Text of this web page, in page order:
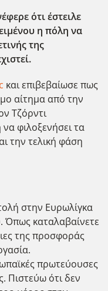
ότι έστειλε
η πόλη να
της
και επιβεβαίωσε πως
αίτημα από την
Τζόρντι
φιλοξενήσει τα
την τελική φάση
στην Ευρωλίγκα
Όπως καταλαβαίνετε
της προσφοράς
πρωτεύουσες
Πιστεύω ότι δεν